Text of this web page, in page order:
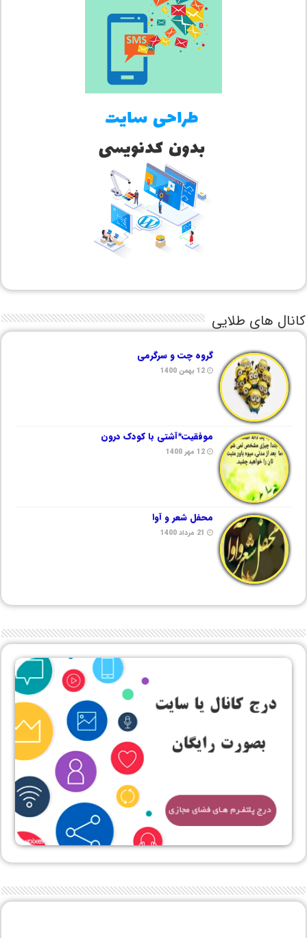
کانال های طلایی
گروه چت و سرگرمی
12 بهمن 1400
موفقیت*آشتی با کودک درون
12 مهر 1400
محفل شعر و آوا
21 مرداد 1400